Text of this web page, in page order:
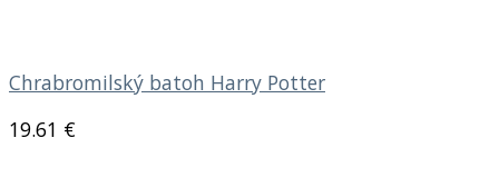
Chrabromilský batoh Harry Potter
19.61 €